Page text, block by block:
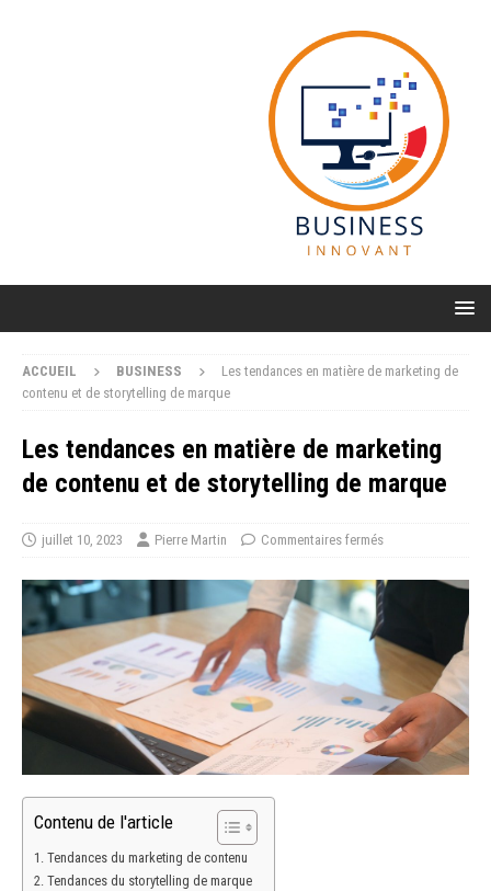
ACCUEIL BUSINESS
Les tendances en matière de marketing de
contenu et de storytelling de marque
Les tendances en matière de marketing
de contenu et de storytelling de marque
juillet 10, 2023 Pierre Martin Commentaires fermés
Contenu de l'article
Tendances du marketing de contenu
Tendances du storytelling de marque